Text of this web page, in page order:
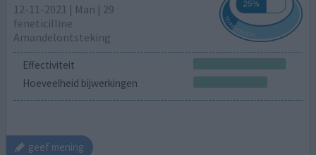
12-11-2021 | Man | 29
feneticilline
Amandelontsteking
Effectiviteit
Hoeveelheid bijwerkingen
geef mening